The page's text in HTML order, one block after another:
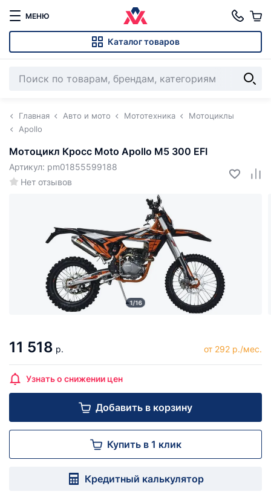
МЕНЮ
Каталог товаров
Главная Авто и мото Мототехника
Мотоциклы
Apollo
Мотоцикл Кросс Moto Apollo M5 300 EFI
Нет отзывов
Артикул: pm01855599188
1/16
11 518 р. от 292 р./мес.
Узнать о снижении цен
Добавить в корзину
Купить в 1 клик
Кредитный калькулятор